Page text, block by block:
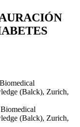
(Balck), Zurich,
(Balck), Zurich,